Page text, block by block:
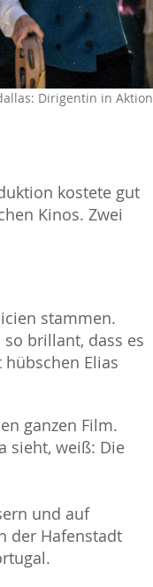
Dirigentin in Aktion
kostete gut
Kinos. Zwei
stammen.
brillant, dass es
Elias
ganzen Film.
sieht, weiß: Die
und auf
der Hafenstadt